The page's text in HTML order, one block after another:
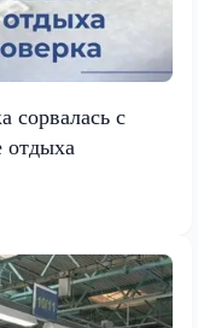
сорвалась с
отдыха